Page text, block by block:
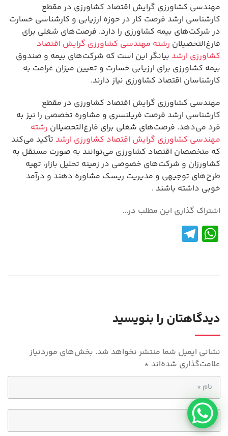
مهندسی کشاورزی گرایش اقتصاد کشاورزی در مقطع
کارشناسی ارشد فرصت کار در حوزه ارزیابی و کارشناسی خسارت
در شرکت‌های بیمه کشاورزی را دارد. فرصت‌های شغلی برای
فارغ‌التحصیلان رشته مهندسی کشاورزی گرایش اقتصاد
کشاورزی ارشد بیانگر این است که شرکت‌های بیمه و صندوق
بیمه کشاورزی برای ارزیابی خسارت و تعیین میزان غرامت به
کارشناسان اقتصاد کشاورزی نیاز دارند.
مهندسی کشاورزی گرایش اقتصاد کشاورزی در مقطع
کارشناسی ارشد فرصت فریلنسری و مشاوره تخصصی را نیز به
فرد می‌دهد. فرصت‌های شغلی برای فارغ‌التحصیلان رشته
مهندسی کشاورزی گرایش اقتصاد کشاورزی ارشد تأکید می‌کند
که متخصصان اقتصاد کشاورزی می‌توانند به صورت مستقل به
کشاورزان و شرکت‌های خصوصی در زمینه تحلیل بازار، تهیه
طرح‌های توجیهی و مدیریت ریسک مشاوره دهند و درآمد
خوبی داشته باشند .
اشتراک گذاری این مطلب در...
W
h
p
p
دیدگاهتان را بنویسید
نشانی ایمیل شما منتشر نخواهد شد. بخش‌های موردنیاز
علامت‌گذاری شده‌اند *